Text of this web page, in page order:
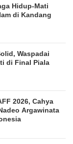
Hidup-Mati
di Kandang
Waspadai
di Final Piala
2026, Cahya
Argawinata